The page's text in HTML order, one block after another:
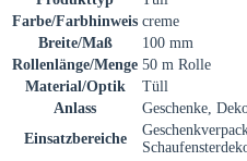
Farbe/Farbhinweis creme
Breite/Maß
100 mm
Rollenlänge/Menge 50 m Rolle
Material/Optik
Tüll
Anlass
Geschenke,
Einsatzbereiche